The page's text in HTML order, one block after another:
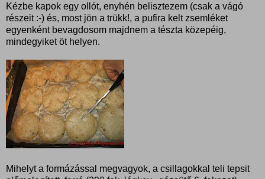
Kézbe kapok egy ollót, enyhén belisztezem (csak a vágó
részeit :-) és, most jön a trükk!, a pufira kelt zsemléket
egyenként bevagdosom majdnem a tészta közepéig,
mindegyiket öt helyen.
Mihelyt a formázással megvagyok, a csillagokkal teli tepsit